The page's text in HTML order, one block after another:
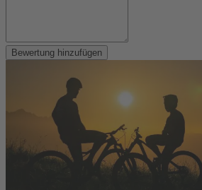
Bewertung hinzufügen